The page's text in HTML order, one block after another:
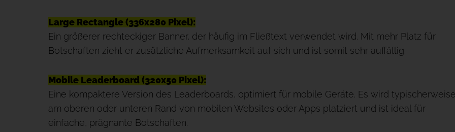
Large Rectangle (336x280 Pixel):
Ein größerer rechteckiger Banner, der häufig im Fließtext verwendet wird. Mit mehr Platz für
Botschaften zieht er zusätzliche Aufmerksamkeit auf sich und ist somit sehr auffällig.
Mobile Leaderboard (320x50 Pixel):
Eine kompaktere Version des Leaderboards, optimiert für mobile Geräte. Es wird
am oberen oder unteren Rand von mobilen Websites oder Apps platziert und ist ideal für
einfache, prägnante Botschaften.